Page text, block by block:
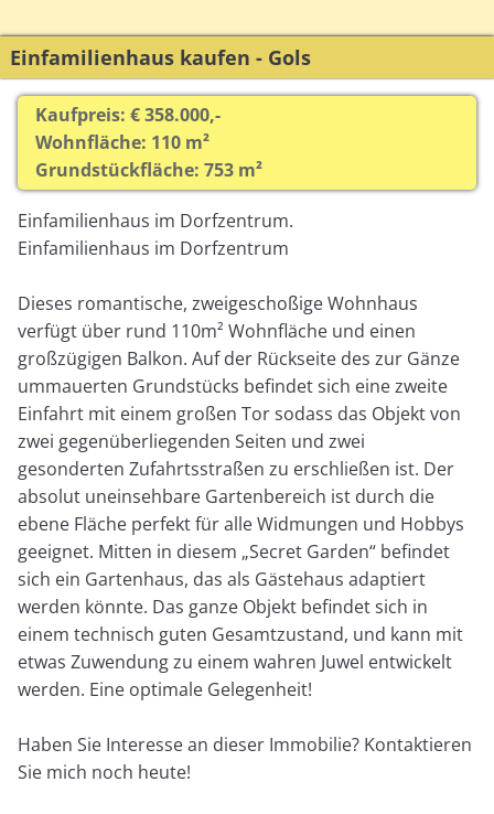
Einfamilienhaus kaufen - Gols
Kaufpreis: € 358.000,-
Wohnfläche: 110 m²
Grundstückfläche: 753 m²
Einfamilienhaus im Dorfzentrum.
Einfamilienhaus im Dorfzentrum
Dieses romantische, zweigeschoßige Wohnhaus
verfügt über rund 110m² Wohnfläche und einen
großzügigen Balkon. Auf der Rückseite des zur Gänze
ummauerten Grundstücks befindet sich eine zweite
Einfahrt mit einem großen Tor sodass das Objekt von
zwei gegenüberliegenden Seiten und zwei
gesonderten Zufahrtsstraßen zu erschließen ist. Der
absolut uneinsehbare Gartenbereich ist durch die
ebene Fläche perfekt für alle Widmungen und Hobbys
geeignet. Mitten in diesem „Secret Garden“ befindet
sich ein Gartenhaus, das als Gästehaus adaptiert
werden könnte. Das ganze Objekt befindet sich in
einem technisch guten Gesamtzustand, und kann mit
etwas Zuwendung zu einem wahren Juwel entwickelt
werden. Eine optimale Gelegenheit!
Haben Sie Interesse an dieser Immobilie? Kontaktieren
Sie mich noch heute!